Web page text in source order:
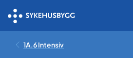
1A.6 Intensiv